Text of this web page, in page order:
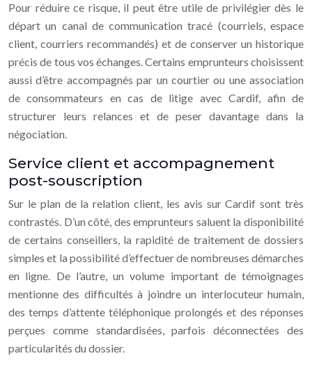
Pour réduire ce risque, il peut être utile de privilégier dès le
départ un canal de communication tracé (courriels, espace
client, courriers recommandés) et de conserver un historique
précis de tous vos échanges. Certains emprunteurs choisissent
aussi d’être accompagnés par un courtier ou une association
de consommateurs en cas de litige avec Cardif, afin de
structurer leurs relances et de peser davantage dans la
négociation.
Service client et accompagnement
post-souscription
Sur le plan de la relation client, les avis sur Cardif sont très
contrastés. D’un côté, des emprunteurs saluent la disponibilité
de certains conseillers, la rapidité de traitement de dossiers
simples et la possibilité d’effectuer de nombreuses démarches
en ligne. De l’autre, un volume important de témoignages
mentionne des difficultés à joindre un interlocuteur humain,
des temps d’attente téléphonique prolongés et des réponses
perçues comme standardisées, parfois déconnectées des
particularités du dossier.